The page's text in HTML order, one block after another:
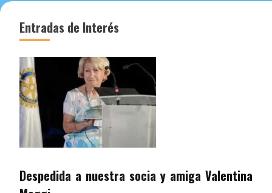
Entradas de Interés
Despedida a nuestra socia y amiga Valentina